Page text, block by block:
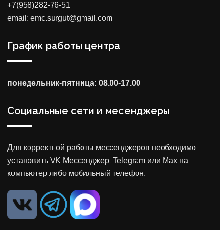
+7(958)282-76-51
email: emc.surgut@gmail.com
График работы центра
понедельник-пятница: 08.00-17.00
Социальные сети и месенджеры
Для корректной работы мессенджеров необходимо
установить VK Мессенджер, Telegram или Max на
компьютер либо мобильный телефон.